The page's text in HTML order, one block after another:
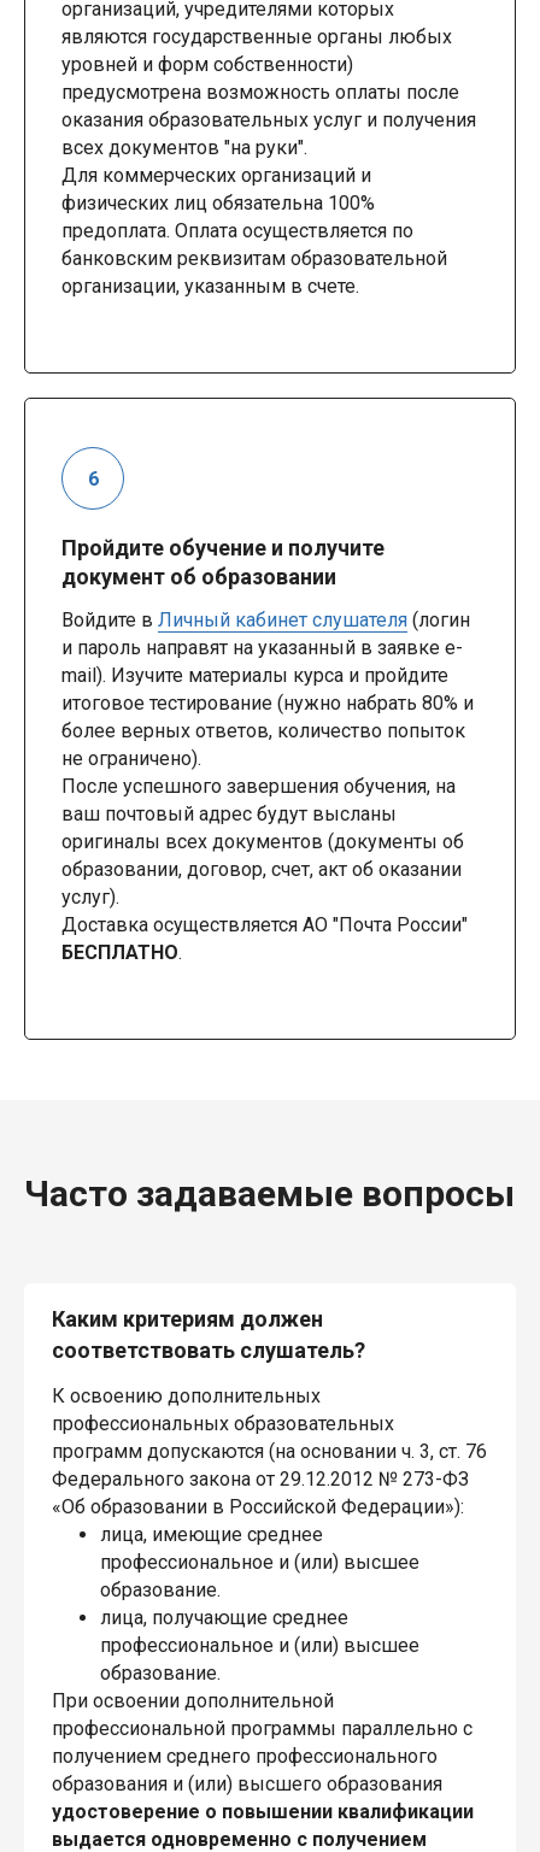
организаций, учредителями которых
являются государственные органы любых
уровней и форм собственности)
предусмотрена возможность оплаты после
оказания образовательных услуг и получения
всех документов "на руки".
Для коммерческих организаций и
физических лиц обязательна 100%
предоплата. Оплата осуществляется по
банковским реквизитам образовательной
организации, указанным в счете.
Пройдите обучение и получите
документ об образовании
Войдите в Личный кабинет слушателя (логин
и пароль направят на указанный в заявке e-
mail). Изучите материалы курса и пройдите
итоговое тестирование (нужно набрать 80% и
более верных ответов, количество попыток
не ограничено).
После успешного завершения обучения, на
ваш почтовый адрес будут высланы
оригиналы всех документов (документы об
образовании, договор, счет, акт об оказании
услуг).
Доставка осуществляется АО "Почта России"
БЕСПЛАТНО.
Часто задаваемые вопросы
Каким критериям должен
соответствовать слушатель?
К освоению дополнительных
профессиональных образовательных
программ допускаются (на основании ч. 3, ст. 76
Федерального закона от 29.12.2012 № 273-ФЗ
«Об образовании в Российской Федерации»):
лица, имеющие среднее
профессиональное и (или) высшее
образование.
лица, получающие среднее
профессиональное и (или) высшее
образование.
При освоении дополнительной
профессиональной программы параллельно с
получением среднего профессионального
образования и (или) высшего образования
удостоверение о повышении квалификации
выдается одновременно с получением